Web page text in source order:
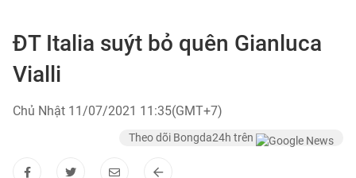
ĐT Italia suýt bỏ quên Gianluca
Vialli
Chủ Nhật 11/07/2021 11:35(GMT+7)
Theo dõi Bongda24h trên